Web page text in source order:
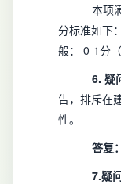
本项
分标准如下
般： 0-1分
6. 疑
告，排斥在
性。
答复：
7.疑